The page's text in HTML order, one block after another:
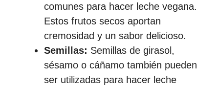
comunes para hacer leche vegana.
Estos frutos secos aportan
cremosidad y un sabor delicioso.
Semillas: Semillas de girasol,
sésamo o cáñamo también pueden
ser utilizadas para hacer leche